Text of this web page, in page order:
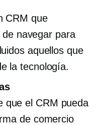
CRM que
navegar para
aquellos que
la tecnología.
que el CRM pueda
de comercio